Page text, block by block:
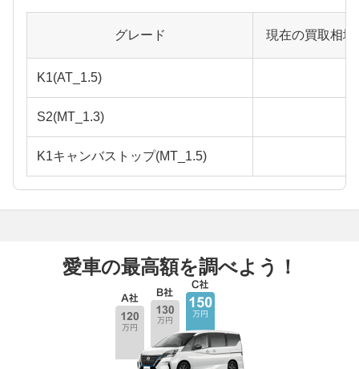
グレード 現在の買取相
K1(AT_1.5)
S2(MT_1.3)
K1キャンバストップ(MT_1.5)
愛車の最高額を調べよう！